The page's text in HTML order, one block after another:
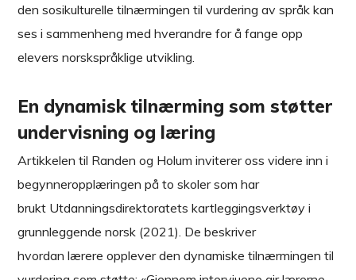
den sosikulturelle tilnærmingen til vurdering av språk kan
ses i sammenheng med hverandre for å fange opp
elevers norskspråklige utvikling.
En dynamisk tilnærming som støtter
undervisning og læring
Artikkelen til Randen og Holum inviterer oss videre inn i
begynneropplæringen på to skoler som har
brukt Utdanningsdirektoratets kartleggingsverktøy i
grunnleggende norsk (2021). De beskriver
hvordan lærere opplever den dynamiske tilnærmingen til